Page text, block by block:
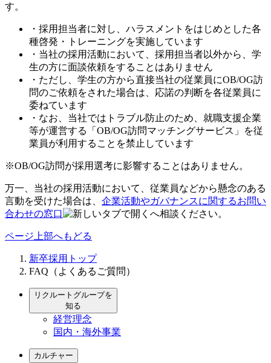
す。
・採用担当者に対し、ハラスメントをはじめとした各
種啓発・トレーニングを実施しています
・当社の採用活動において、採用担当者以外から、学
生の方に面談依頼をすることはありません
・ただし、学生の方から直接当社の従業員にOB/OG訪
問のご依頼をされた場合は、応諾の判断を各従業員に
委ねています
・なお、当社ではトラブル防止のため、就職支援企業
等が運営する「OB/OG訪問マッチングサービス」を従
業員が利用することを禁止しています
※OB/OG訪問が採用選考に影響することはありません。
万一、当社の採用活動において、従業員などから懸念のある
言動を受けた場合は、 企業活動やガバナンスに関するお問い
合わせの窓口
へ相談ください。
ページ上部へもどる
新卒採用トップ
FAQ（よくあるご質問）
リクルートグループを
知る
経営理念
国内・海外事業
カルチャー